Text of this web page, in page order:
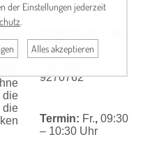
im
Bertler
9270762
Termin: Fr., 09:30
– 10:30 Uhr
der Einstellungen jederzeit
Alles akzeptieren